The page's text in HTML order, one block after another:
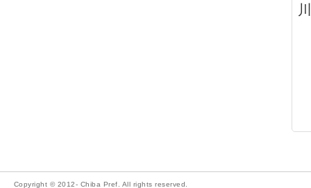
Copyright © 2012- Chiba Pref. All rights reserved.